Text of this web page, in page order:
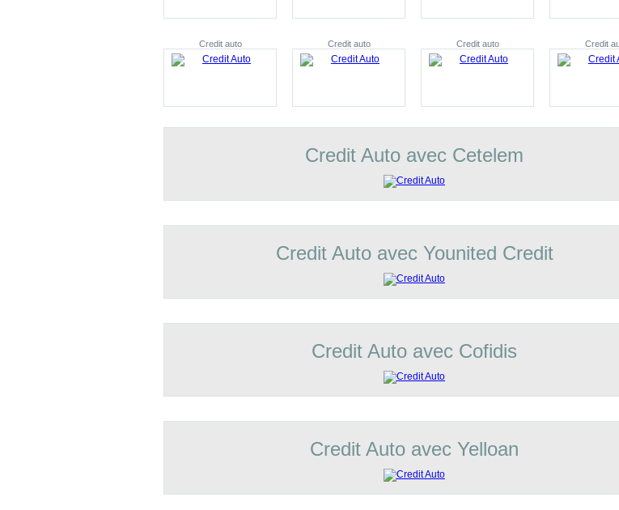
Credit auto Credit auto Credit auto Credit
Credit Auto avec Cetelem
Credit Auto avec Younited Credit
Credit Auto avec Cofidis
Credit Auto avec Yelloan